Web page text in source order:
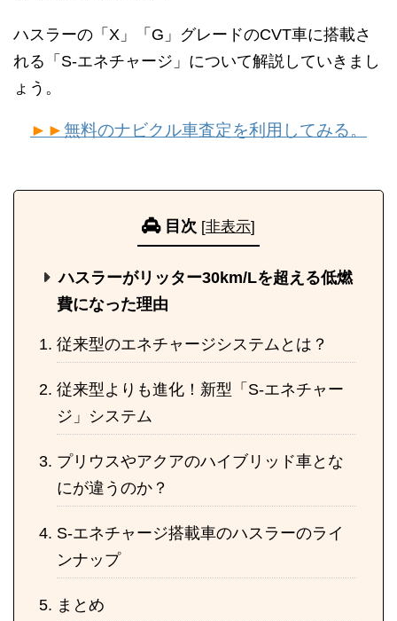
ハスラーの「X」「G」グレードのCVT車に搭載さ
れる「S-エネチャージ」について解説していきまし
ょう。
►►無料のナビクル車査定を利用してみる。
目次 [非表示]
ハスラーがリッター30km/Lを超える低燃
費になった理由
従来型のエネチャージシステムとは？
従来型よりも進化！新型「S-エネチャー
ジ」システム
プリウスやアクアのハイブリッド車とな
にが違うのか？
S-エネチャージ搭載車のハスラーのライ
ンナップ
まとめ